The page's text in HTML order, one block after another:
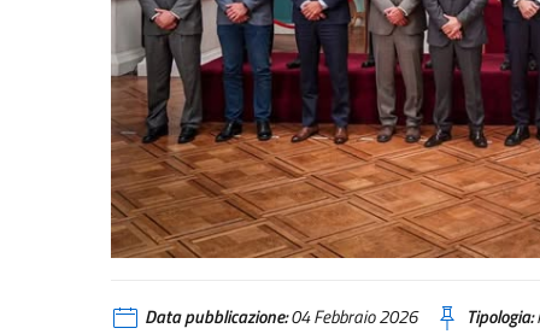
Data pubblicazione:04 Febbraio 2026 Tipologia: